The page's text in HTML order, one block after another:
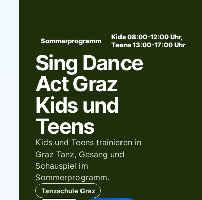
Sommerprogramm
Kids 08:00-12:00 Uhr,
Teens 13:00-17:00 Uhr
Sing Dance
Act Graz
Kids und
Teens
Kids und Teens trainieren in
Graz Tanz, Gesang und
Schauspiel im
Sommerprogramm.
Tanzschule Graz